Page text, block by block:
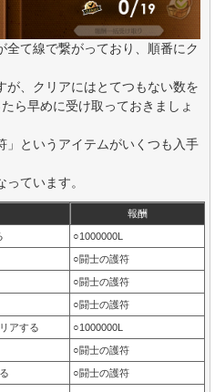
全て線で繋がっており、順番にク
が、クリアにはとてつもない数を
ら早めに受け取っておきましょ
」というアイテムがいくつも入手
ています。
報酬
○1000000L
○闘士の護符
○闘士の護符
○闘士の護符
アする ○1000000L
○闘士の護符
○闘士の護符